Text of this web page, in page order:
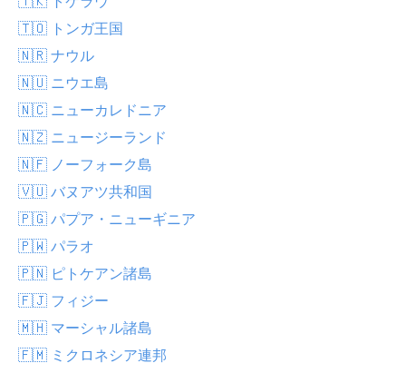
🇹🇴 トンガ王国
🇳🇷 ナウル
🇳🇺 ニウエ島
🇳🇨 ニューカレドニア
🇳🇿 ニュージーランド
🇳🇫 ノーフォーク島
🇻🇺 バヌアツ共和国
🇵🇬 パプア・ニューギニア
🇵🇼 パラオ
🇵🇳 ピトケアン諸島
🇫🇯 フィジー
🇲🇭 マーシャル諸島
🇫🇲 ミクロネシア連邦